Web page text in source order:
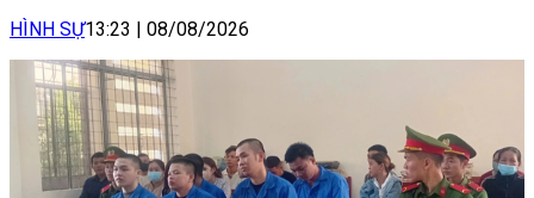
HÌNH SỰ13:23 | 08/08/2026